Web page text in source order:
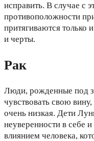
исправить. В случае с
противоположности
притягиваются только
и черты.
Рак
Люди, рожденные под
чувствовать свою
очень низкая. Дети
неуверенности в себе
влиянием человека,